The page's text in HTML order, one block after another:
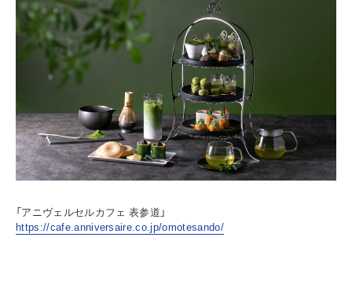
「アニヴェルセルカフェ 表参道」
https://cafe.anniversaire.co.jp/omotesando/